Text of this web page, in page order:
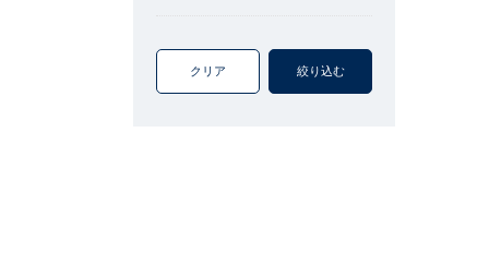
クリア 絞り込む